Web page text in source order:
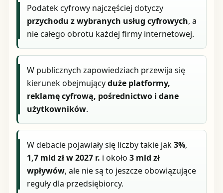
Podatek cyfrowy najczęściej dotyczy
przychodu z wybranych usług cyfrowych, a
nie całego obrotu każdej firmy internetowej.
W publicznych zapowiedziach przewija się
kierunek obejmującyduże platformy,
reklamę cyfrową, pośrednictwo i dane
użytkowników.
W debacie pojawiały się liczby takie jak3%,
1,7 mld zł w 2027 r. i około3 mld zł
wpływów, ale nie są to jeszcze obowiązujące
reguły dla przedsiębiorcy.